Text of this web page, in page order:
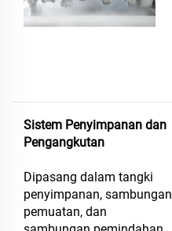
Sistem Penyimpanan dan
Pengangkutan
Dipasang dalam tangki
penyimpanan, sambungan
pemuatan, dan